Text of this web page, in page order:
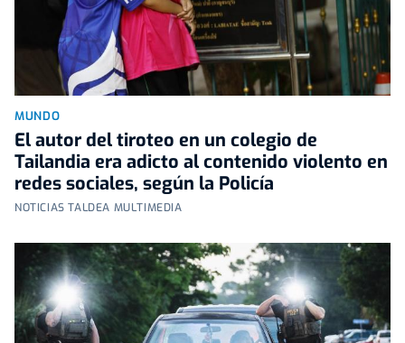
MUNDO
El autor del tiroteo en un colegio de
Tailandia era adicto al contenido violento en
redes sociales, según la Policía
NOTICIAS TALDEA MULTIMEDIA